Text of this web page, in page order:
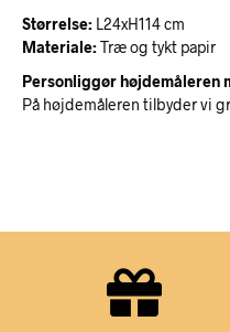
Størrelse: L24xH114 cm
Materiale:Træ og tykt papir
Personliggør højdemåleren
På højdemåleren tilbyder vi